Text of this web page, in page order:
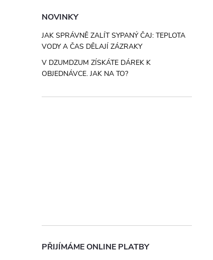
NOVINKY
JAK SPRÁVNĚ ZALÍT SYPANÝ ČAJ: TEPLOTA
VODY A ČAS DĚLAJÍ ZÁZRAKY
V DZUMDZUM ZÍSKÁTE DÁREK K
OBJEDNÁVCE. JAK NA TO?
PŘIJÍMÁME ONLINE PLATBY